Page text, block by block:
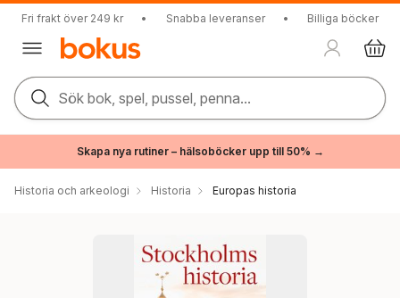
Fri frakt över 249 kr • Snabba leveranser • Billiga böcker
Sök bok, spel, pussel, penna...
Skapa nya rutiner – hälsoböcker upp till 50% →
Historia och arkeologi Historia Europas historia